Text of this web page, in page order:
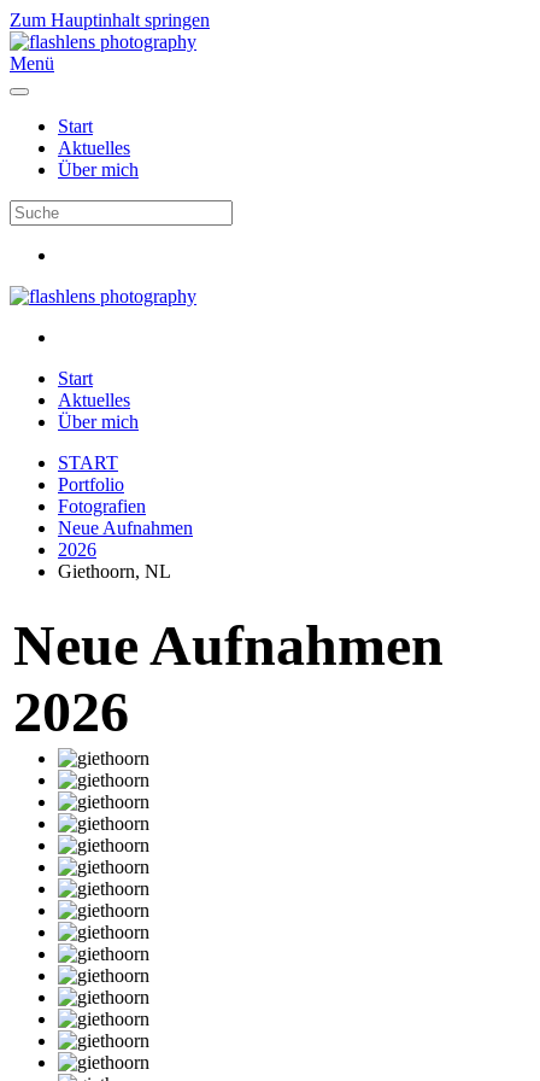
Zum Hauptinhalt springen
Menü
Start
Aktuelles
Über mich
Start
Aktuelles
Über mich
START
Portfolio
Fotografien
Neue Aufnahmen
2026
Giethoorn, NL
Neue Aufnahmen
2026